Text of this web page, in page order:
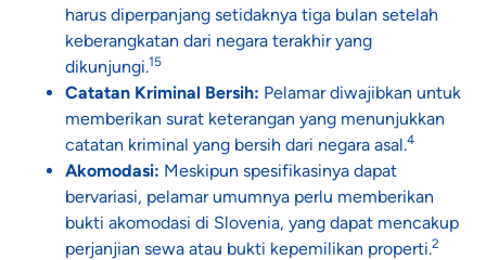
harus diperpanjang setidaknya tiga bulan setelah
keberangkatan dari negara terakhir yang
dikunjungi.15
Catatan Kriminal Bersih: Pelamar diwajibkan untuk
memberikan surat keterangan yang menunjukkan
catatan kriminal yang bersih dari negara asal.4
Akomodasi: Meskipun spesifikasinya dapat
bervariasi, pelamar umumnya perlu memberikan
bukti akomodasi di Slovenia, yang dapat mencakup
perjanjian sewa atau bukti kepemilikan properti.2